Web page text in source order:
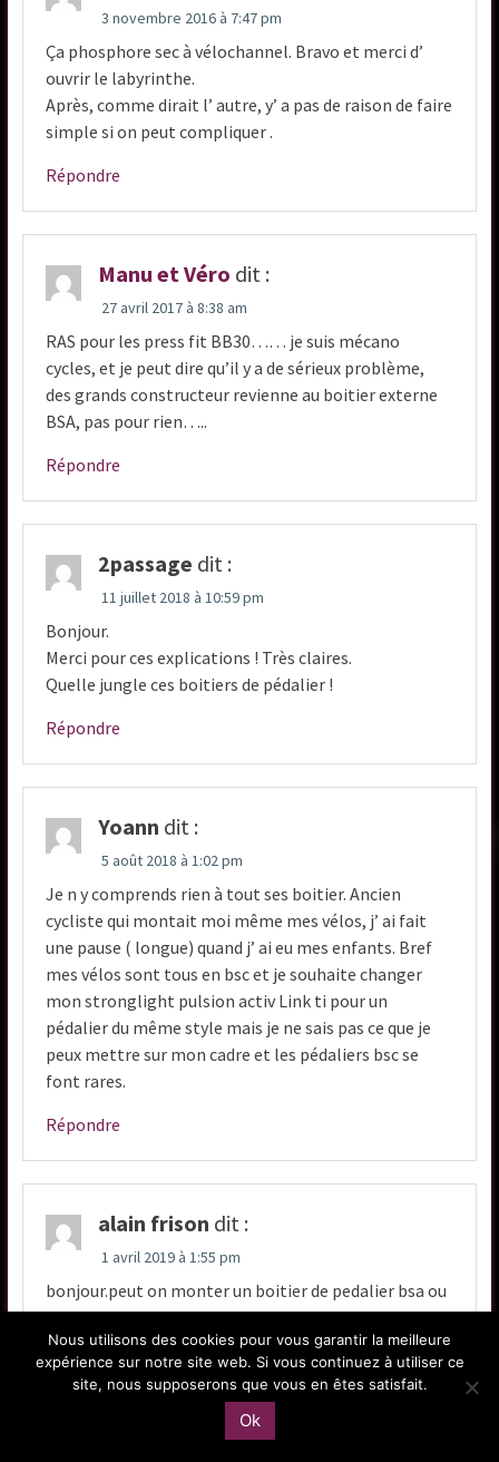
3 novembre 2016 à 7:47 pm
Ça phosphore sec à vélochannel. Bravo et merci d’
ouvrir le labyrinthe.
Après, comme dirait l’ autre, y’ a pas de raison de faire
simple si on peut compliquer .
Répondre
Manu et Véro dit :
27 avril 2017 à 8:38 am
RAS pour les press fit BB30…… je suis mécano
cycles, et je peut dire qu’il y a de sérieux problème,
des grands constructeur revienne au boitier externe
BSA, pas pour rien…..
Répondre
2passage dit :
11 juillet 2018 à 10:59 pm
Bonjour.
Merci pour ces explications ! Très claires.
Quelle jungle ces boitiers de pédalier !
Répondre
Yoann dit :
5 août 2018 à 1:02 pm
Je n y comprends rien à tout ses boitier. Ancien
cycliste qui montait moi même mes vélos, j’ ai fait
une pause ( longue) quand j’ ai eu mes enfants. Bref
mes vélos sont tous en bsc et je souhaite changer
mon stronglight pulsion activ Link ti pour un
pédalier du même style mais je ne sais pas ce que je
peux mettre sur mon cadre et les pédaliers bsc se
font rares.
Répondre
alain frison dit :
1 avril 2019 à 1:55 pm
bonjour.peut on monter un boitier de pedalier bsa ou
bsc sur un cadre bb386.
merci.
Nous utilisons des cookies pour vous garantir la meilleure
expérience sur notre site web. Si vous continuez à utiliser ce
site, nous supposerons que vous en êtes satisfait.
Ok